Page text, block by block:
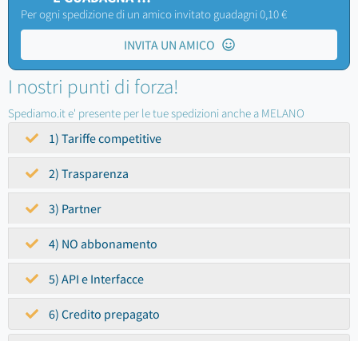
Per ogni spedizione di un amico invitato guadagni 0,10 €
INVITA UN AMICO
I nostri punti di forza!
Spediamo.it e' presente per le tue spedizioni anche a MELANO
1) Tariffe competitive
2) Trasparenza
3) Partner
4) NO abbonamento
5) API e Interfacce
6) Credito prepagato